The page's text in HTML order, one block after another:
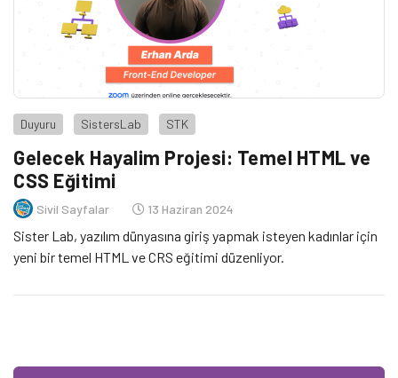
Duyuru SistersLab STK
Gelecek Hayalim Projesi: Temel HTML ve
CSS Eğitimi
Sivil Sayfalar 13 Haziran 2024
Sister Lab, yazılım dünyasına giriş yapmak isteyen kadınlar için
yeni bir temel HTML ve CRS eğitimi düzenliyor.